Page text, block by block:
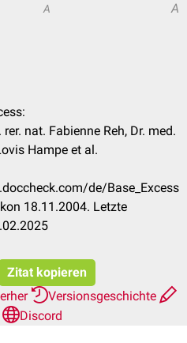
A A
rer. nat. Fabienne Reh, Dr. med.
Hampe et al.
de/Base_Excess
18.11.2004. Letzte
Zitat kopieren
Versionsgeschichte
Discord